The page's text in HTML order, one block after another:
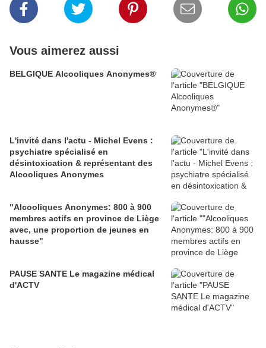
Vous aimerez aussi
BELGIQUE Alcooliques Anonymes®
L'invité dans l'actu - Michel Evens :
psychiatre spécialisé en
désintoxication & représentant des
Alcooliques Anonymes
"Alcooliques Anonymes: 800 à 900
membres actifs en province de Liège
avec, une proportion de jeunes en
hausse"
PAUSE SANTE Le magazine médical
d'ACTV